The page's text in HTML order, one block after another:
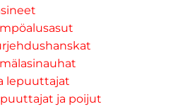
lepuuttajat
ja poijut